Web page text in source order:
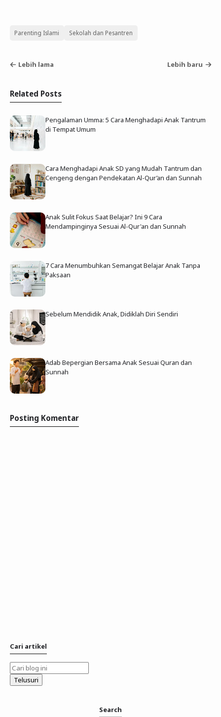
Parenting Islami Sekolah dan Pesantren
Lebih lama Lebih baru
Related Posts
Pengalaman Umma: 5 Cara Menghadapi Anak Tantrum
di Tempat Umum
Cara Menghadapi Anak SD yang Mudah Tantrum dan
Cengeng dengan Pendekatan Al-Qur’an dan Sunnah
Anak Sulit Fokus Saat Belajar? Ini 9 Cara
Mendampinginya Sesuai Al-Qur'an dan Sunnah
7 Cara Menumbuhkan Semangat Belajar Anak Tanpa
Paksaan
Sebelum Mendidik Anak, Didiklah Diri Sendiri
Adab Bepergian Bersama Anak Sesuai Quran dan
Sunnah
Posting Komentar
Cari artikel
Search